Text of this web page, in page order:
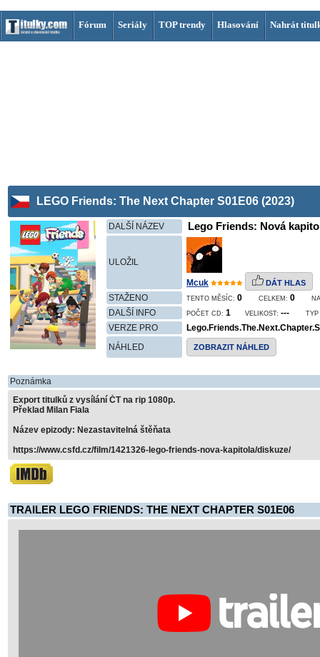
Fórum Seriály TOP trendy Hlasování Nahrát
LEGO Friends: The Next Chapter S01E06 (2023)
DALŠÍ NÁZEV Lego Friends: Nová
ULOŽIL
Mcuk DÁT HLAS
STAŽENO TENTO MĚSÍC: 0 CELKEM: 0
DALŠÍ INFO POČET CD: 1 VELIKOST: ---
VERZE PRO
NÁHLED
ZOBRAZIT NÁHLED
Poznámka
Export titulků z vysílání ČT na rip 1080p.
Překlad Milan Fiala
Název epizody: Nezastavitelná štěňata
https://www.csfd.cz/film/1421326-lego-friends-nova-kapitola/diskuze/
TRAILER LEGO FRIENDS: THE NEXT CHAPTER S01E06